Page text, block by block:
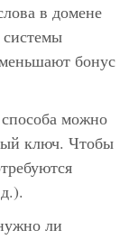
в домене
бонус
можно
ключ. Чтобы
ли